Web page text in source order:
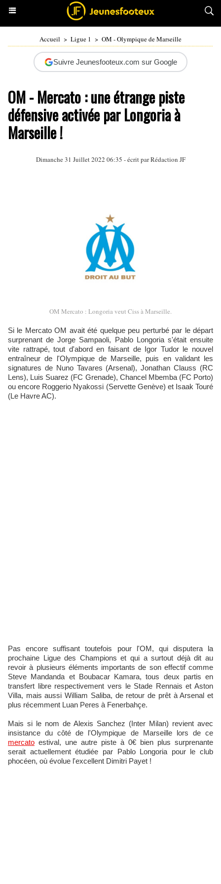
Accueil > Ligue 1 > OM - Olympique de Marseille
Suivre Jeunesfooteux.com sur Google
OM - Mercato : une étrange piste
défensive activée par Longoria à
Marseille !
Dimanche 31 Juillet 2022 06:35 - écrit par Rédaction JF
OM Mercato : Longoria veut Ciss à Marseille.
Si le Mercato OM avait été quelque peu perturbé par le départ
surprenant de Jorge Sampaoli, Pablo Longoria s'était ensuite
vite rattrapé, tout d'abord en faisant de Igor Tudor le nouvel
entraîneur de l'Olympique de Marseille, puis en validant les
signatures de Nuno Tavares (Arsenal), Jonathan Clauss (RC
Lens), Luis Suarez (FC Grenade), Chancel Mbemba (FC Porto)
ou encore Roggerio Nyakossi (Servette Genève) et Isaak Touré
(Le Havre AC).
Pas encore suffisant toutefois pour l'OM, qui disputera la
prochaine Ligue des Champions et qui a surtout déjà dit au
revoir à plusieurs éléments importants de son effectif comme
Steve Mandanda et Boubacar Kamara, tous deux partis en
transfert libre respectivement vers le Stade Rennais et Aston
Villa, mais aussi William Saliba, de retour de prêt à Arsenal et
plus récemment Luan Peres à Fenerbahçe.
Mais si le nom de Alexis Sanchez (Inter Milan) revient avec
insistance du côté de l'Olympique de Marseille lors de ce
mercato estival, une autre piste à 0€ bien plus surprenante
serait actuellement étudiée par Pablo Longoria pour le club
phocéen, où évolue l'excellent Dimitri Payet !